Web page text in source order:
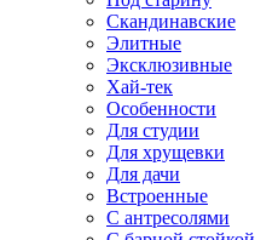
Скандинавские
Элитные
Эксклюзивные
Хай-тек
Особенности
Для студии
Для хрущевки
Для дачи
Встроенные
С антресолями